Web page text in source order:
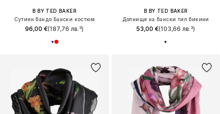
B BY TED BAKER
Сутиен бандо Бански костюм
96,00 €(187,76 лв.³)
B BY TED BAKER
Долнище на бански тип бикини
53,00 €(103,66 лв.³)